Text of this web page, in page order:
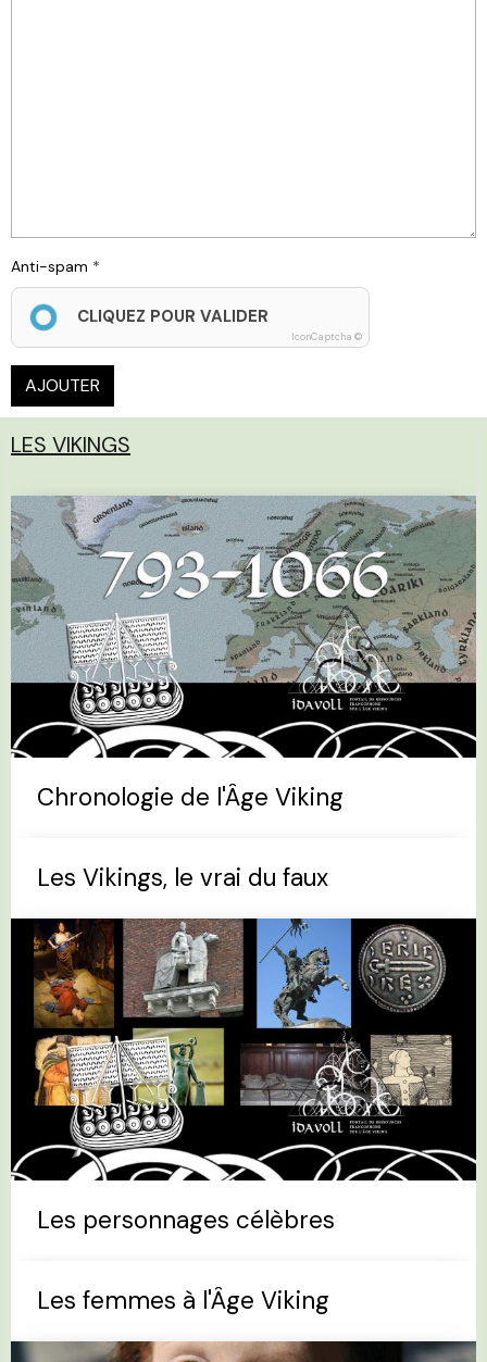
Anti-spam
CLIQUEZ POUR VALIDER
IconCaptcha ©
AJOUTER
LES VIKINGS
Chronologie de l'Âge Viking
Les Vikings, le vrai du faux
Les personnages célèbres
Les femmes à l'Âge Viking